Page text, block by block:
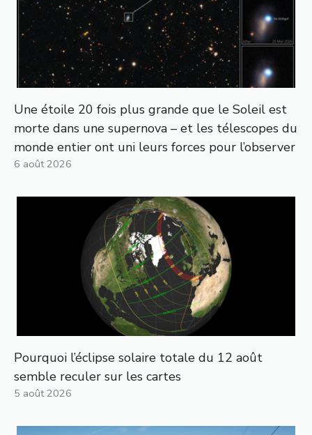
Une étoile 20 fois plus grande que le Soleil est
morte dans une supernova – et les télescopes du
monde entier ont uni leurs forces pour l’observer
6 août 2026
Pourquoi l’éclipse solaire totale du 12 août
semble reculer sur les cartes
5 août 2026